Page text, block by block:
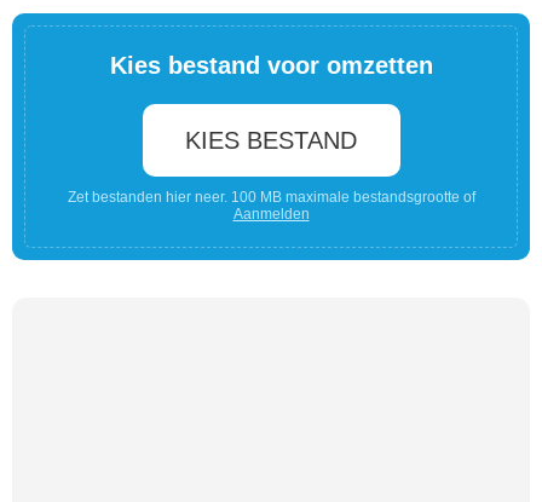
Kies bestand voor omzetten
KIES BESTAND
Zet bestanden hier neer. 100 MB maximale bestandsgrootte of
Aanmelden